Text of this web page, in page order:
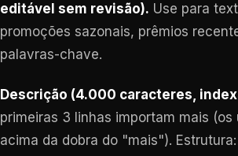
editável sem revisão). Use para
promoções sazonais, prêmios
palavras-chave.
Descrição (4.000 caracteres,
primeiras 3 linhas importam mais (os
acima da dobra do "mais"). Estrutura: